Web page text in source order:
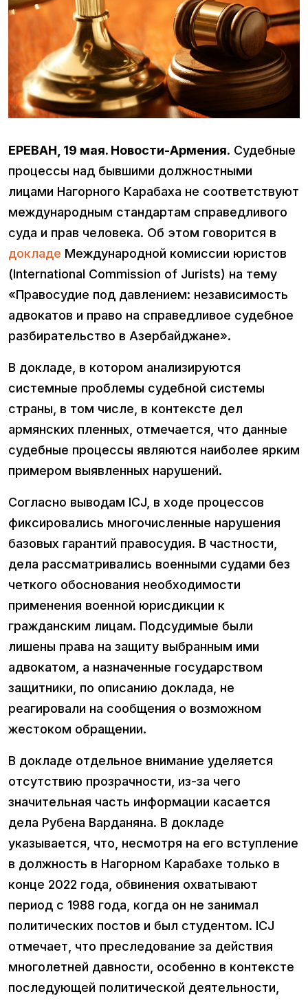
ЕРЕВАН, 19 мая. Новости-Армения. Судебные
процессы над бывшими должностными
лицами Нагорного Карабаха не соответствуют
международным стандартам справедливого
суда и прав человека. Об этом говорится в
докладе Международной комиссии юристов
(International Commission of Jurists) на тему
«Правосудие под давлением: независимость
адвокатов и право на справедливое судебное
разбирательство в Азербайджане».
В докладе, в котором анализируются
системные проблемы судебной системы
страны, в том числе, в контексте дел
армянских пленных, отмечается, что данные
судебные процессы являются наиболее ярким
примером выявленных нарушений.
Согласно выводам ICJ, в ходе процессов
фиксировались многочисленные нарушения
базовых гарантий правосудия. В частности,
дела рассматривались военными судами без
четкого обоснования необходимости
применения военной юрисдикции к
гражданским лицам. Подсудимые были
лишены права на защиту выбранным ими
адвокатом, а назначенные государством
защитники, по описанию доклада, не
реагировали на сообщения о возможном
жестоком обращении.
В докладе отдельное внимание уделяется
отсутствию прозрачности, из-за чего
значительная часть информации касается
дела Рубена Варданяна. В докладе
указывается, что, несмотря на его вступление
в должность в Нагорном Карабахе только в
конце 2022 года, обвинения охватывают
период с 1988 года, когда он не занимал
политических постов и был студентом. ICJ
отмечает, что преследование за действия
многолетней давности, особенно в контексте
последующей политической деятельности,